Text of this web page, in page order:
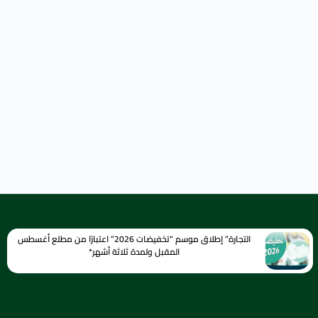
التجارة” إطلاق موسم “تخفيضات 2026” اعتبارًا من مطلع أغسطس
المقبل ولمدة ثلاثة أشهر*